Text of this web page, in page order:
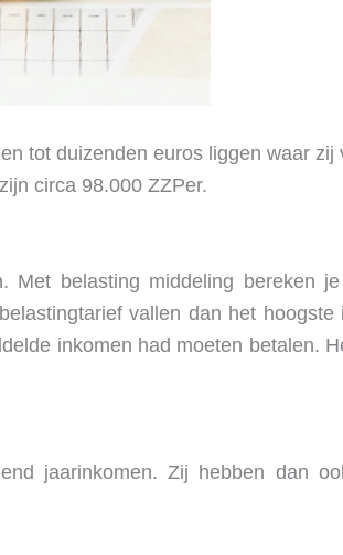
tot duizenden euros liggen waar zij
circa 98.000 ZZPer.
Met belasting middeling bereken
vallen dan het hoogste
inkomen had moeten betalen.
jaarinkomen. Zij hebben dan